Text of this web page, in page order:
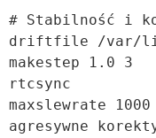
# Stabilność i
driftfile /var/
makestep 1.0 3
rtcsync
maxslewrate
agresywne